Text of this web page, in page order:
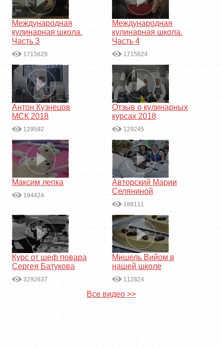
Международная
кулинарная школа.
Часть 3
1715629
Международная
кулинарная школа.
Часть 4
1715624
Антон Кузнецов
МСК 2018
129592
Отзыв о кулинарных
курсах 2018
129245
Максим лепка
194424
Авторский Марии
Селяниной
188111
Курс от шеф повара
Сергея Батукова
3292637
Мишель Вийом в
нашей школе
112824
Все видео >>